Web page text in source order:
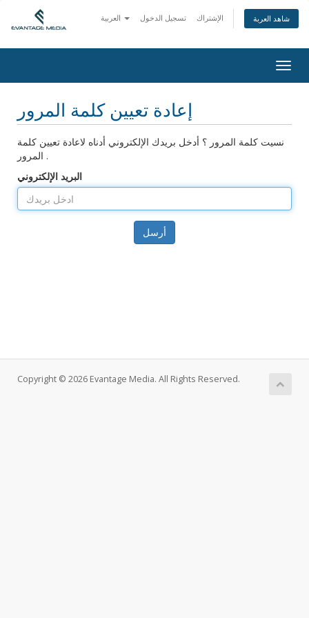
تسجيل الدخول الإشتراك شاهد العربة
إعادة تعيين كلمة المرور
نسيت كلمة المرور ؟ أدخل بريدك الإلكتروني أدناه لاعادة تعيين كلمة
المرور .
البريد الإلكتروني
أرسل
Copyright © 2026 Evantage Media. All Rights Reserved.